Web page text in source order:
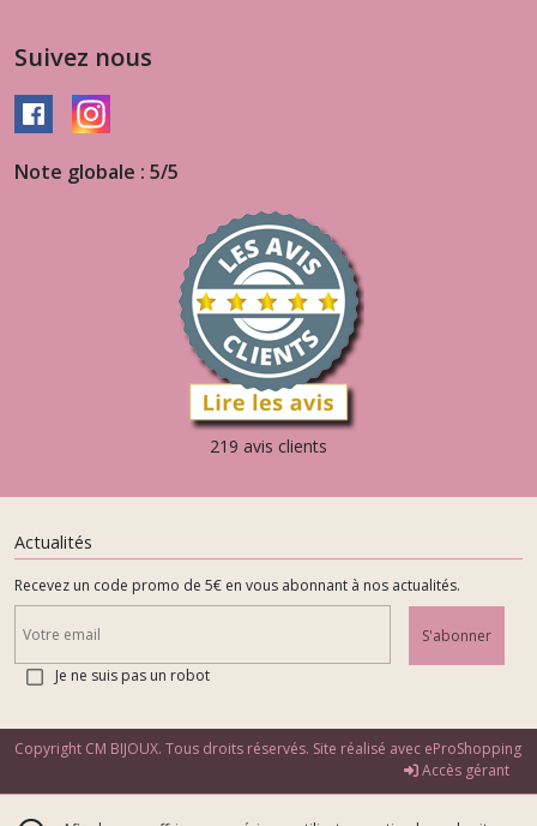
Suivez nous
Note globale : 5/5
219 avis clients
Actualités
Recevez un code promo de 5€ en vous abonnant à nos actualités.
S'abonner
Je ne suis pas un robot
Copyright CM BIJOUX. Tous droits réservés. Site réalisé avec eProShopping
Accès gérant